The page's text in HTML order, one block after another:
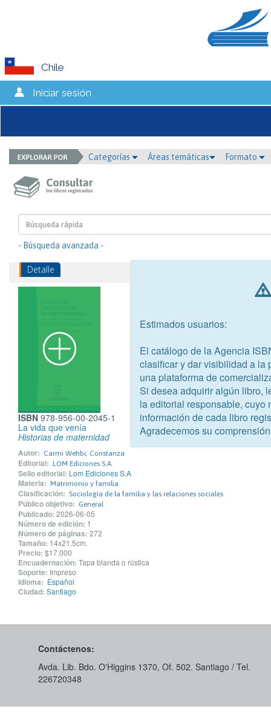
Chile
Iniciar sesión
Categorías Áreas temáticas Formato
- Búsqueda avanzada -
Detalle
ISBN 978-956-00-2045-1
La vida que venía
Historias de maternidad
Autor: Carmi Wehbi, Constanza
Editorial: LOM Ediciones S.A.
Sello editorial: Lom Ediciones S.A
Materia: Matrimonio y familia
Clasificación: Sociología de la familia y las relaciones sociales
Público objetivo: General
Publicado: 2026-06-05
Número de edición: 1
Número de páginas: 272
Tamaño: 14x21.5cm.
Precio: $17.000
Encuadernación: Tapa blanda o rústica
Soporte: Impreso
Idioma: Español
Ciudad: Santiago
Contáctenos:
Avda. Lib. Bdo. O'Higgins 1370, Of. 502. Santiago / Tel.
226720348
Estimados usuarios:
El catálogo de la Agencia
clasificar y dar visibilidad a la
una plataforma de
Si desea adquirir algún libro,
la editorial responsable, cuyo
información de cada libro
Agradecemos su